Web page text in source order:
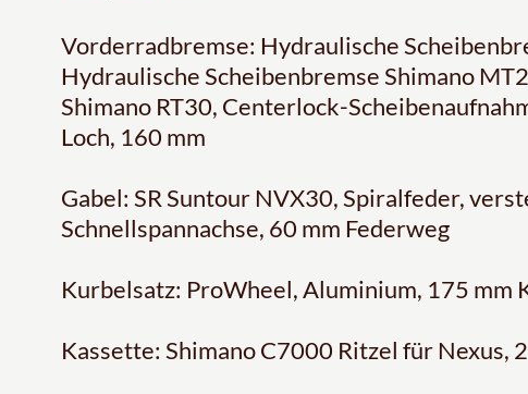
Vorderradbremse: Hydraulische
Hydraulische Scheibenbremse Shimano
Shimano RT30, Centerlock-
Loch, 160 mm
Gabel: SR Suntour NVX30, Spiralfeder,
Schnellspannachse, 60 mm Federweg
Kurbelsatz: ProWheel, Aluminium, 175 mm
Kassette: Shimano C7000 Ritzel für Nexus,